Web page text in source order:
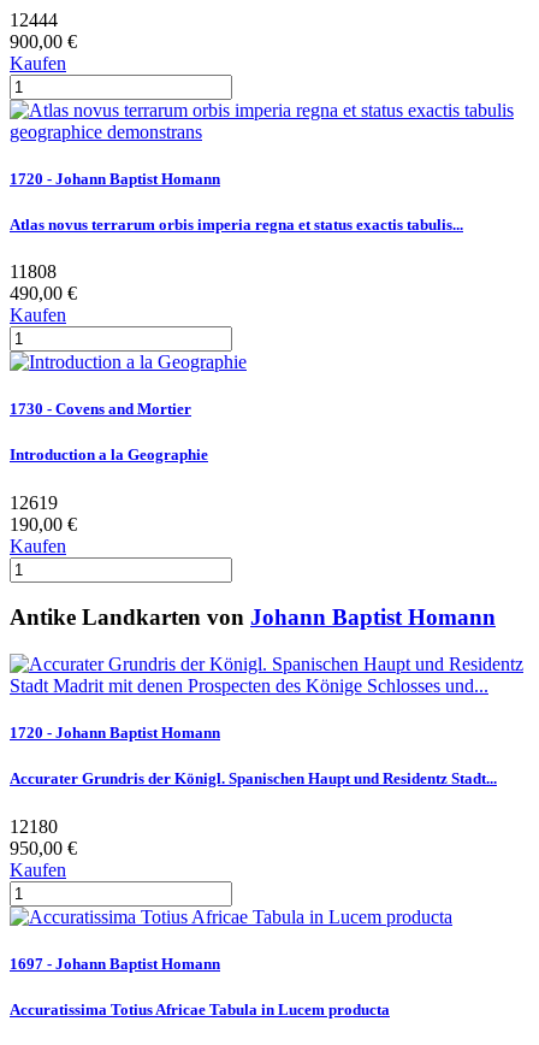
12444
900,00 €
Kaufen
1720 - Johann Baptist Homann
Atlas novus terrarum orbis imperia regna et status exactis tabulis...
11808
490,00 €
Kaufen
1730 - Covens and Mortier
Introduction a la Geographie
12619
190,00 €
Kaufen
Antike Landkarten von Johann Baptist Homann
1720 - Johann Baptist Homann
Accurater Grundris der Königl. Spanischen Haupt und Residentz Stadt...
12180
950,00 €
Kaufen
1697 - Johann Baptist Homann
Accuratissima Totius Africae Tabula in Lucem producta